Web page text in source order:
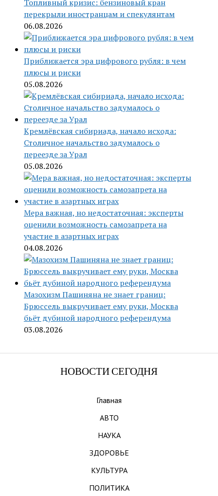
Топливный кризис: бензиновый кран
перекрыли иностранцам и спекулянтам
06.08.2026
Приближается эра цифрового рубля: в чем
плюсы и риски
05.08.2026
Кремлёвская сибириада, начало исхода:
Столичное начальство задумалось о
переезде за Урал
05.08.2026
Мера важная, но недостаточная: эксперты
оценили возможность самозапрета на
участие в азартных играх
04.08.2026
Мазохизм Пашиняна не знает границ:
Брюссель выкручивает ему руки, Москва
бьёт дубиной народного референдума
03.08.2026
НОВОСТИ СЕГОДНЯ
Главная
АВТО
НАУКА
ЗДОРОВЬЕ
КУЛЬТУРА
ПОЛИТИКА